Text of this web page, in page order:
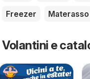
Freezer
Materasso
Volantini e